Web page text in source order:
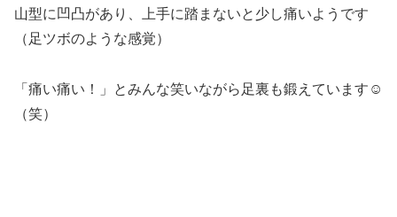
山型に凹凸があり、上手に踏まないと少し痛いようです
（足ツボのような感覚）
「痛い痛い！」とみんな笑いながら足裏も鍛えています☺
（笑）